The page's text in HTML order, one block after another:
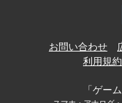
お問い合わせ
利用規約
「ゲー